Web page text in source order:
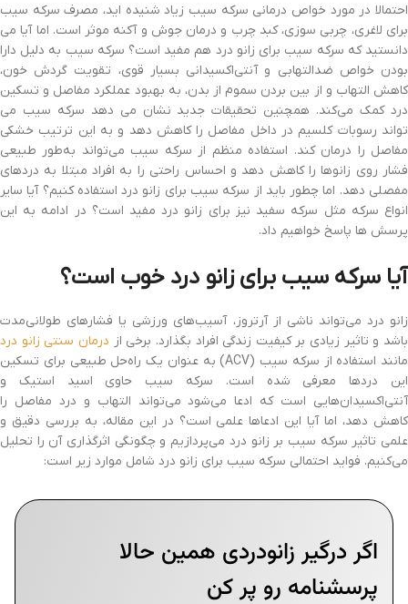
احتمالا در مورد خواص درمانی سرکه سیب زیاد شنیده اید، مصرف سرکه سیب
برای لاغری، چربی سوزی، کبد چرب و درمان جوش و آکنه موثر است. اما آیا می
دانستید که سرکه سیب برای زانو درد هم مفید است؟ سرکه سیب به دلیل دارا
بودن خواص ضدالتهابی و آنتی‌اکسیدانی بسیار قوی، تقویت گردش خون،
کاهش التهاب و از بین بردن سموم از بدن، به بهبود عملکرد مفاصل و تسکین
درد کمک می‌کند. همچنین تحقیقات جدید نشان می دهد سرکه سیب می
تواند رسوبات کلسیم در داخل مفاصل را کاهش دهد و به این ترتیب خشکی
مفاصل را درمان کند. استفاده منظم از سرکه سیب می‌تواند به‌طور طبیعی
فشار روی زانوها را کاهش دهد و احساس راحتی را به افراد مبتلا به دردهای
مفصلی دهد. اما چطور باید از سرکه سیب برای زانو درد استفاده کنیم؟ آیا سایر
انواع سرکه مثل سرکه سفید نیز برای زانو درد مفید است؟ در ادامه به این
پرسش ها پاسخ خواهیم داد.
آیا سرکه سیب برای زانو درد خوب است؟
زانو درد می‌تواند ناشی از آرتروز، آسیب‌های ورزشی یا فشارهای طولانی‌مدت
باشد و تاثیر زیادی بر کیفیت زندگی افراد بگذارد. برخی از درمان‌ سنتی زانو درد
مانند استفاده از سرکه سیب (ACV) به عنوان یک راه‌حل طبیعی برای تسکین
این دردها معرفی شده است. سرکه سیب حاوی اسید استیک و
آنتی‌اکسیدان‌هایی است که ادعا می‌شود می‌تواند التهاب و درد مفاصل را
کاهش دهد، اما آیا این ادعاها علمی است؟ در این مقاله، به بررسی دقیق و
علمی تاثیر سرکه سیب بر زانو درد می‌پردازیم و چگونگی اثرگذاری آن را تحلیل
می‌کنیم. فواید احتمالی سرکه سیب برای زانو درد شامل موارد زیر است: